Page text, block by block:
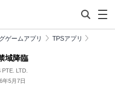
ゲームアプリ TPSアプリ
域降臨
LTD.
年5月7日